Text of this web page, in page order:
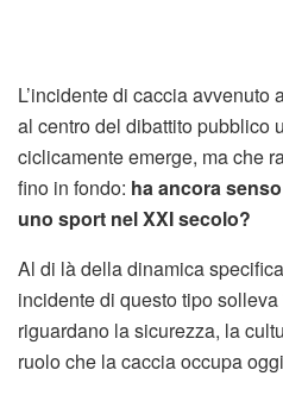
L’incidente di caccia avvenuto
al centro del dibattito pubblico
ciclicamente emerge, ma che
fino in fondo: ha ancora
uno sport nel XXI secolo?
Al di là della dinamica
incidente di questo tipo
riguardano la sicurezza, la
ruolo che la caccia occupa